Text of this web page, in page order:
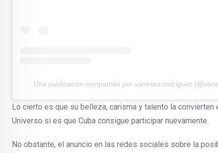
Una publicación compartida por vanessa rodriguez
Lo cierto es que su belleza, carisma y talento la
Universo si es que Cuba consigue participar nuevamente.
No obstante, el anuncio en las redes sociales sobre la